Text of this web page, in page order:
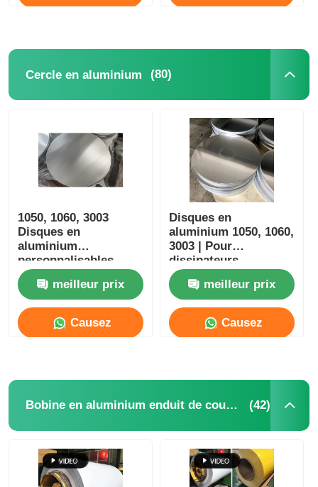
Cercle en aluminium (80)
1050, 1060, 3003
Disques en
aluminium
personnalisables
Pour les dissipateurs
de chaleur LED, les
substrats de
réflecteurs et la
gestion thermique
meilleur prix
Causez
Disques en
aluminium 1050, 1060,
3003 | Pour
dissipateurs
thermiques LED,
substrats de
réflecteurs et gestion
thermique |
Personnalisable
meilleur prix
Causez
Bobine en aluminium enduit de couleur (42)